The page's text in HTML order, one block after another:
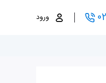
ورود